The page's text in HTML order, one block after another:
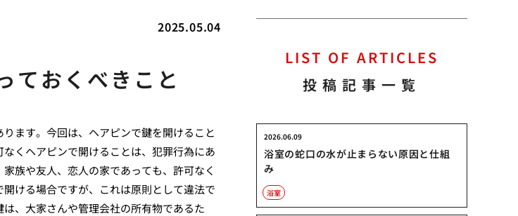
2025.05.04
ておくべきこと
ます。今回は、ヘアピンで鍵を開けること
くヘアピンで開けることは、犯罪行為にあ
族や友人、恋人の家であっても、許可なく
ける場合ですが、これは原則として違法で
、大家さんや管理会社の所有物であるた
LIST OF ARTICLES
投稿記事一覧
浴室の蛇口の水が止まらない原因と仕組
み
2026.06.09
浴室